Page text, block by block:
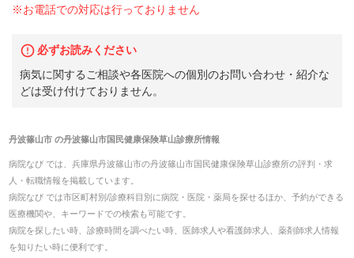
※お電話での対応は行っておりません
必ずお読みください
病気に関するご相談や各医院への個別のお問い合わせ・紹介な
どは受け付けておりません。
丹波篠山市の丹波篠山市国民健康保険草山診療所情報
病院なび では、 兵庫県丹波篠山市の丹波篠山市国民健康保険草山診療所の評判・求
人・転職情報を掲載しています。
病院なび では市区町村別/診療科目別に病院・医院・薬局を探せるほか、予約ができる
医療機関や、キーワードでの検索も可能です。
病院を探したい時、診療時間を調べたい時、医師求人や看護師求人、薬剤師求人情報
を知りたい時に便利です。